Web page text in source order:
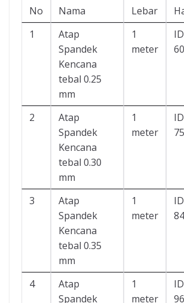
No Nama Lebar
1
Atap
Spandek
Kencana
tebal 0.25
mm
1
meter
2
Atap
Spandek
Kencana
tebal 0.30
mm
1
meter
3
Atap
Spandek
Kencana
tebal 0.35
mm
1
meter
4
Atap
Spandek
1
meter